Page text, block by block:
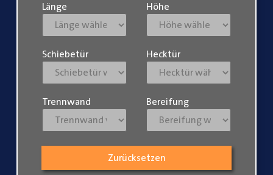
Länge Höhe
Schiebetür Hecktür
Trennwand Bereifung
Zurücksetzen